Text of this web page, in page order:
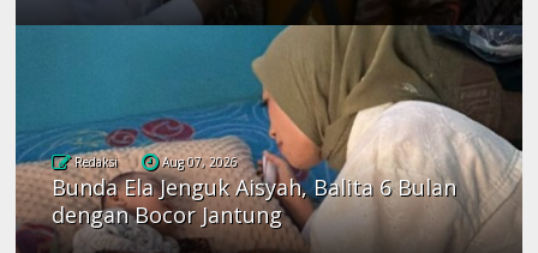
Redaksi Aug 07, 2026
Bunda Ela Jenguk Aisyah, Balita 6 Bulan
dengan Bocor Jantung